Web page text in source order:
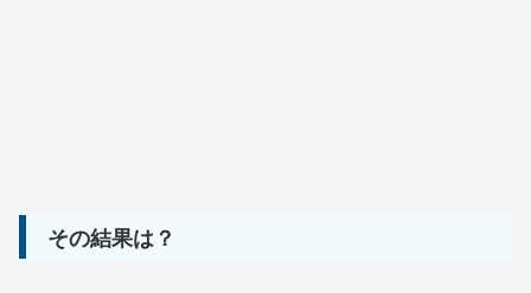
その結果は？